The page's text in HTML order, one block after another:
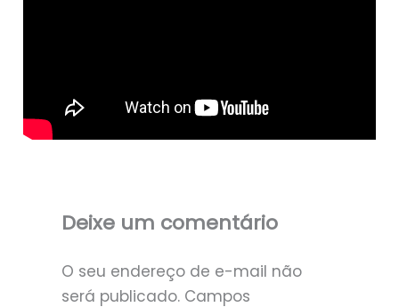
Deixe um comentário
O seu endereço de e-mail não
será publicado. Campos